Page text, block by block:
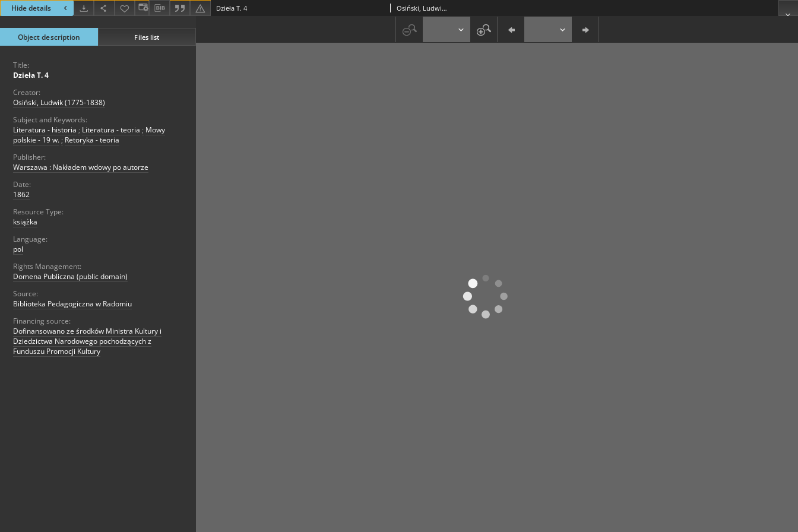
Hide details Dzieła T. 4 Osiński, Ludwik (1775-1838)
Object description Files list
Title:
Dzieła T. 4
Creator:
Osiński, Ludwik (1775-1838)
Subject and Keywords:
Literatura - historia ; Literatura - teoria ; Mowy
polskie - 19 w. ; Retoryka - teoria
Publisher:
Warszawa : Nakładem wdowy po autorze
Date:
1862
Resource Type:
książka
Language:
pol
Rights Management:
Domena Publiczna (public domain)
Source:
Biblioteka Pedagogiczna w Radomiu
Financing source:
Dofinansowano ze środków Ministra Kultury i
Dziedzictwa Narodowego pochodzących z
Funduszu Promocji Kultury